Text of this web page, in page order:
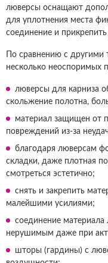
люверсы оснащают
для уплотнения места
соединение и
По сравнению с
несколько неоспоримых
люверсы для карниза
скольжение полотна,
материал защищен от
повреждений из-за
благодаря люверсам
складки, даже плотная
смотреться эстетично;
снять и закрепить
малейшими усилиями;
соединение
нерушимым даже при
шторы (гардины) с